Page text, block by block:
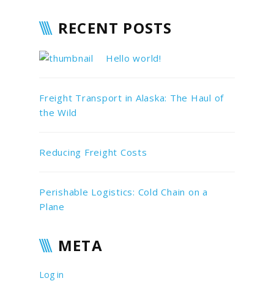
RECENT POSTS
Hello world!
Freight Transport in Alaska: The Haul of
the Wild
Reducing Freight Costs
Perishable Logistics: Cold Chain on a
Plane
META
Log in